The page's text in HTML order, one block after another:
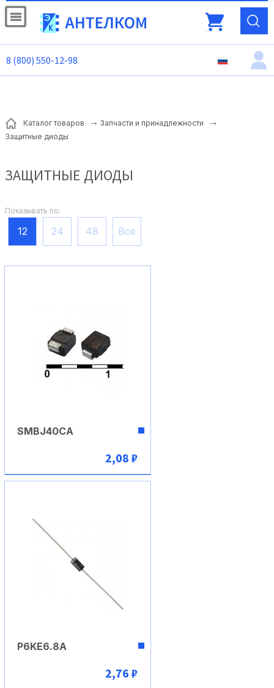
8 (800) 550-12-98
Каталог товаров
Запчасти и принадлежности
Защитные диоды
ЗАЩИТНЫЕ ДИОДЫ
Показывать по:
12 24 48 Все
В корзину
SMBJ40CA
2,08 ₽
P6KE6.8A
2,76 ₽